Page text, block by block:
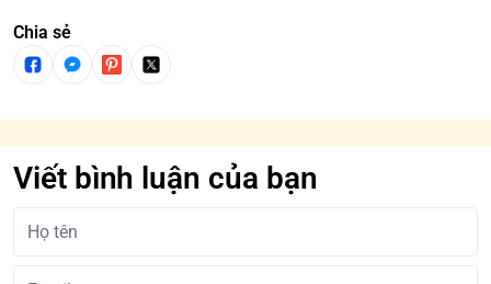
Chia sẻ
Viết bình luận của bạn